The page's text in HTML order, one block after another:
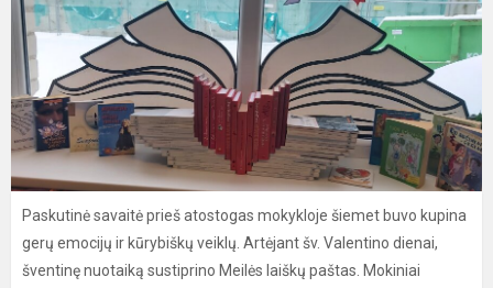
Paskutinė savaitė prieš atostogas mokykloje šiemet buvo kupina
gerų emocijų ir kūrybiškų veiklų. Artėjant šv. Valentino dienai,
šventinę nuotaiką sustiprino Meilės laiškų paštas. Mokiniai